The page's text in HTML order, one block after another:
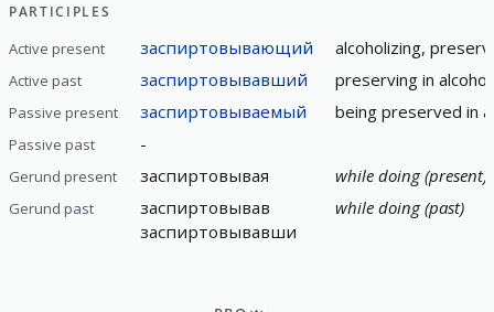
PARTICIPLES
Active present заспиртовывающий alcoholizing,
Active past заспиртовывавший preserving in
Passive present заспиртовываемый being preserved in
Passive past -
Gerund present заспиртовывая while doing (present)
Gerund past
заспиртовывав
заспиртовывавши
while doing (past)